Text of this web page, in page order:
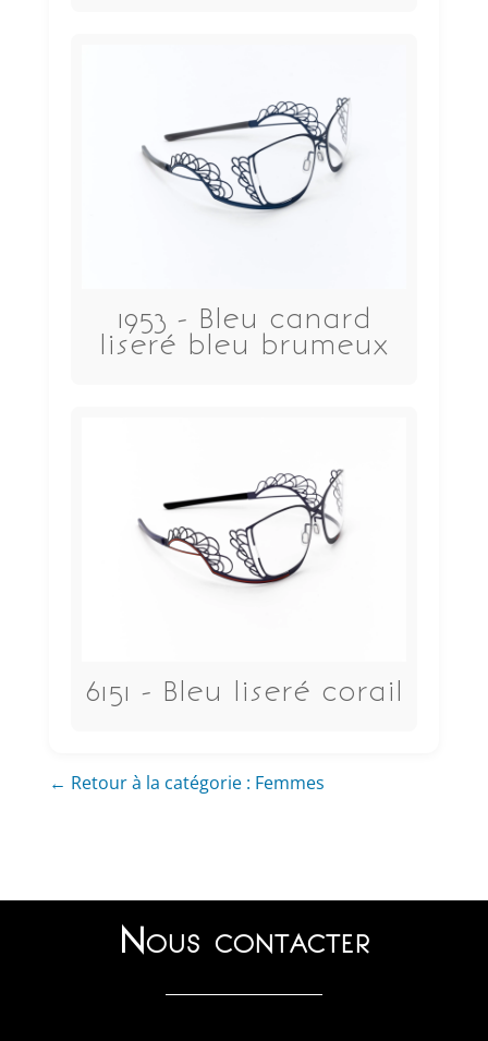
1953 - Bleu canard
liseré bleu brumeux
6151 - Bleu liseré corail
← Retour à la catégorie : Femmes
Nous contacter